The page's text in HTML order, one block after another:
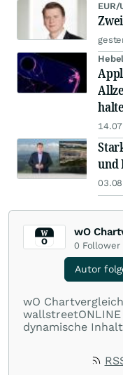
EUR/
und
wO
0 Follower
Autor
wO
dynamische
Charts und
Kursverläufe